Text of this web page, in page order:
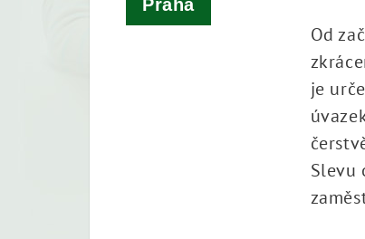
Praha
Od
je
Slevu